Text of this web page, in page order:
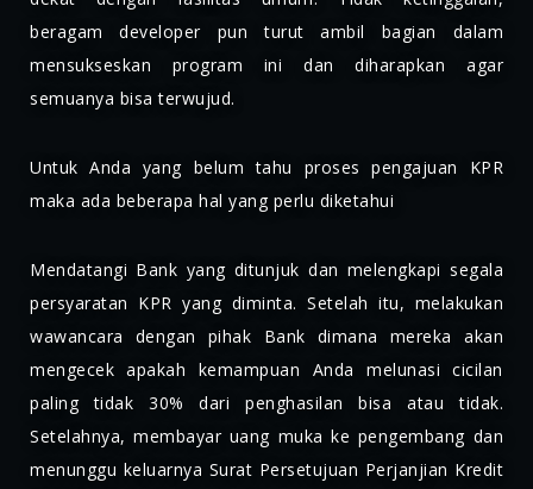
beragam developer pun turut ambil bagian dalam
mensukseskan program ini dan diharapkan agar
semuanya bisa terwujud.
Untuk Anda yang belum tahu proses pengajuan KPR
maka ada beberapa hal yang perlu diketahui
Mendatangi Bank yang ditunjuk dan melengkapi segala
persyaratan KPR yang diminta. Setelah itu, melakukan
wawancara dengan pihak Bank dimana mereka akan
mengecek apakah kemampuan Anda melunasi cicilan
paling tidak 30% dari penghasilan bisa atau tidak.
Setelahnya, membayar uang muka ke pengembang dan
menunggu keluarnya Surat Persetujuan Perjanjian Kredit